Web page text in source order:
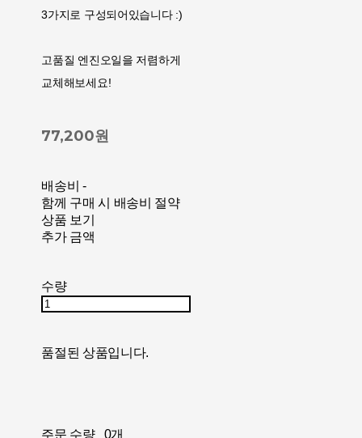
3가지로 구성되어있습니다 :)
고품질 엔진오일을 저렴하게
교체해보세요!
77,200원
배송비 -
함께 구매 시 배송비 절약
상품 보기
추가 금액
수량
품절된 상품입니다.
주문 수량 0개